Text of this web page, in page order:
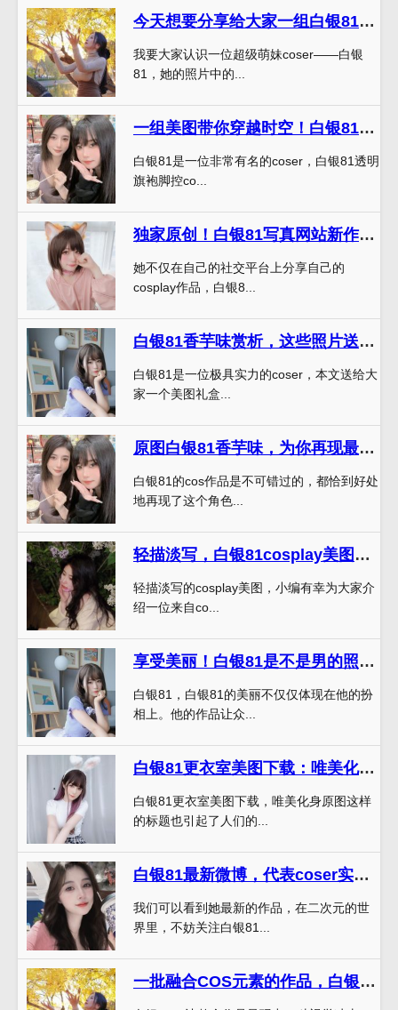
今天想要分享给大家一组白银81真名cos的照片，好看到爆炸
我要大家认识一位超级萌妹coser——白银
81，她的照片中的...
一组美图带你穿越时空！白银81透明旗袍脚控cos合集来啦
白银81是一位非常有名的coser，白银81透明
旗袍脚控co...
独家原创！白银81写真网站新作品上线
她不仅在自己的社交平台上分享自己的
cosplay作品，白银8...
白银81香芋味赏析，这些照片送你一份无敌的美图礼盒
白银81是一位极具实力的coser，本文送给大
家一个美图礼盒...
原图白银81香芋味，为你再现最真实的摄影场景
白银81的cos作品是不可错过的，都恰到好处
地再现了这个角色...
轻描淡写，白银81cosplay美图仍令人心动不已
轻描淡写的cosplay美图，小编有幸为大家介
绍一位来自co...
享受美丽！白银81是不是男的照片一定是你的最爱~
白银81，白银81的美丽不仅仅体现在他的扮
相上。他的作品让众...
白银81更衣室美图下载：唯美化身原图
白银81更衣室美图下载，唯美化身原图这样
的标题也引起了人们的...
白银81最新微博，代表coser实力斗士
我们可以看到她最新的作品，在二次元的世
界里，不妨关注白银81...
一批融合COS元素的作品，白银81个人信息奉上